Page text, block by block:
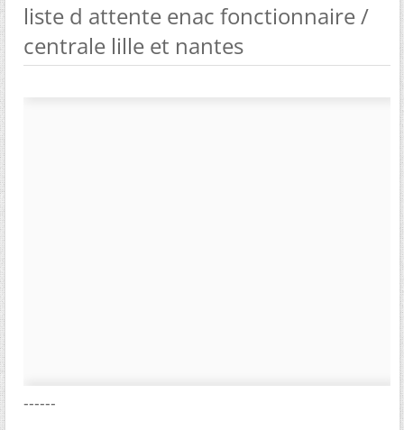
liste d attente enac fonctionnaire /
centrale lille et nantes
------